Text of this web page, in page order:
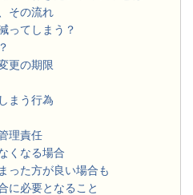
その流れ
ってしまう？
更の期限
まう行為
理責任
くなる場合
った方が良い場合も
に必要となること